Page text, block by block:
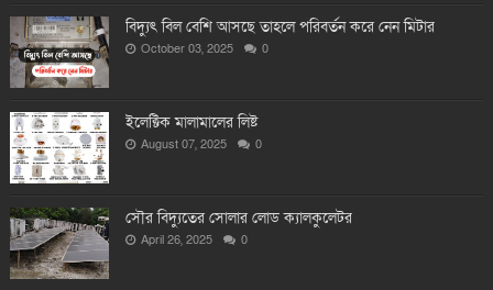
বিদ্যুৎ বিল বেশি আসছে তাহলে পরিবর্তন করে নেন মিটার
October 03, 2025 0
ইলেক্টিক মালামালের লিষ্ট
August 07, 2025 0
সৌর বিদ্যুতের সোলার লোড ক্যালকুলেটর
April 26, 2025 0